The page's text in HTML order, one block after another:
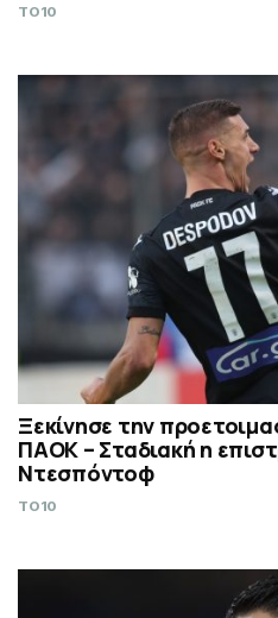
TO10
Ξεκίνησε την
ΠΑΟΚ – Σταδιακή η
Ντεσπόντοφ
TO10